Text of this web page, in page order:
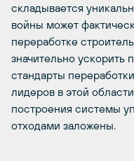
складывается
войны может
переработке
значительно ускорить
стандарты
лидеров в этой
построения системы
отходами заложены.